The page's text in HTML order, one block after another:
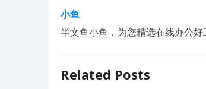
小鱼
半文鱼小鱼，为您精选在线办公好
Related Posts